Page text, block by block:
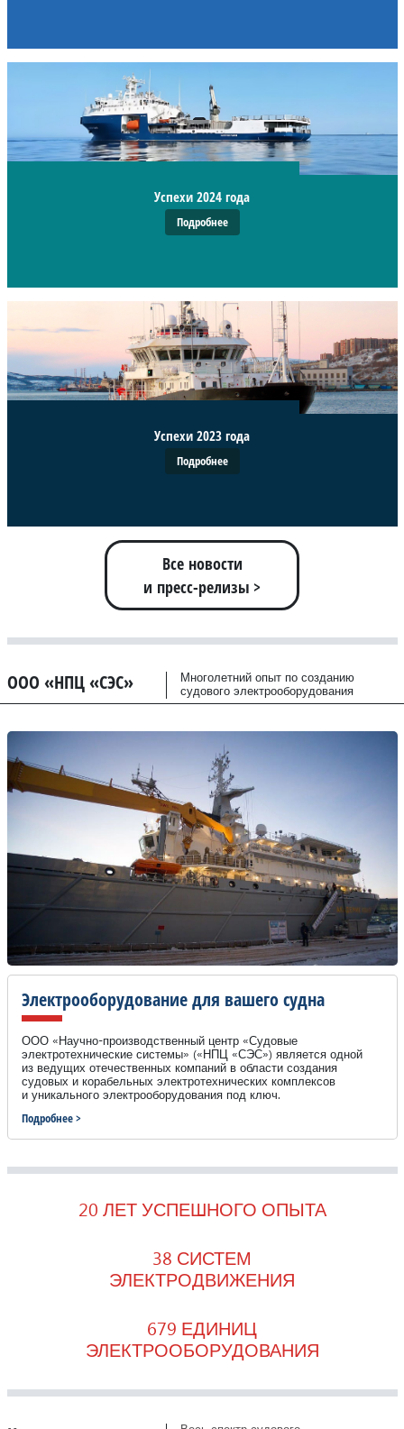
Успехи 2024 года
Подробнее
Успехи 2023 года
Подробнее
Все новости
и пресс-релизы >
ООО «НПЦ «СЭС»
Многолетний опыт по созданию
судового электрооборудования
Электрооборудование для вашего судна
ООО «Научно-производственный центр «Судовые
электротехнические системы» («НПЦ «СЭС») является одной
из ведущих отечественных компаний в области создания
судовых и корабельных электротехнических комплексов
и уникального электрооборудования под ключ.
Подробнее >
20 ЛЕТ УСПЕШНОГО ОПЫТА
38 СИСТЕМ
ЭЛЕКТРОДВИЖЕНИЯ
679 ЕДИНИЦ
ЭЛЕКТРООБОРУДОВАНИЯ